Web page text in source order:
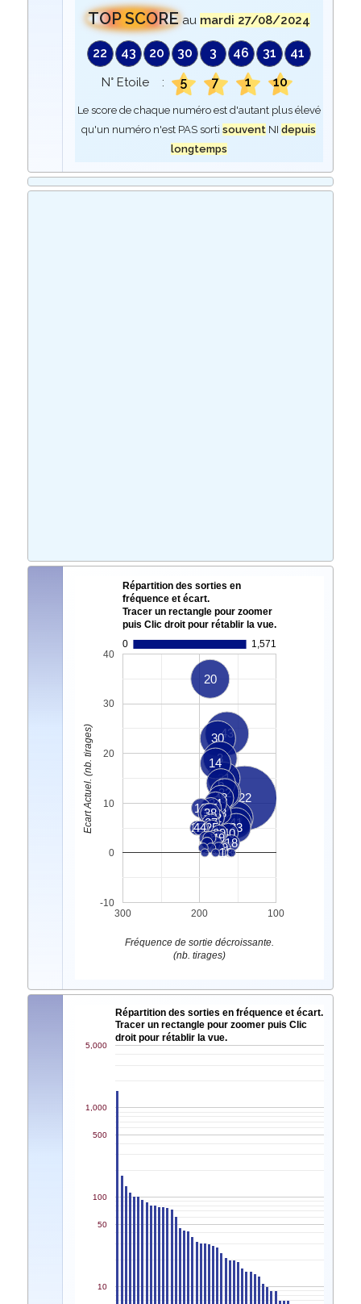
TOP SCORE au mardi 27/08/2024
22 43 20 30 3 46 31 41
N° Etoile : 5 7 1 10
Le score de chaque numéro est d'autant plus élevé
qu'un numéro n'est PAS sortisouvent NIdepuis
longtemps
Répartition des sorties en
fréquence et écart.
Tracer un rectangle pour zoomer
puis Clic droit pour rétablir la vue.
0
1,571
22
43
20
30
3
46
31
14
36
41
2
6
32
33
48
4
28
34
35
5
12
1937
38
40
27
16
18
2539
21
23
44
4549
7 9
18
300 200 100
-10
0
10
20
30
40
Fréquence de sortie décroissante.
(nb. tirages)
Ecart Actuel. (nb. tirages)
Répartition des sorties en fréquence et écart.
Tracer un rectangle pour zoomer puis Clic
droit pour rétablir la vue.
10
50
100
500
1,000
5,000